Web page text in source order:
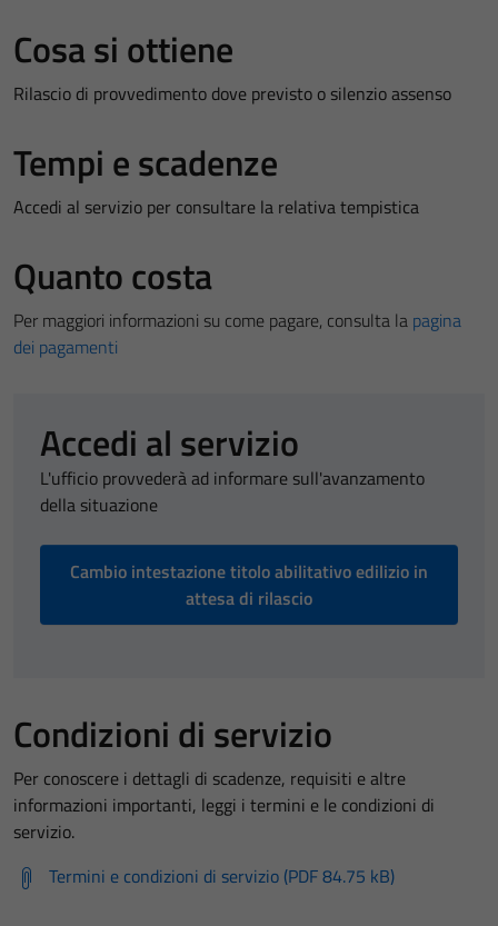
Cosa si ottiene
Rilascio di provvedimento dove previsto o silenzio assenso
Tempi e scadenze
Accedi al servizio per consultare la relativa tempistica
Quanto costa
Per maggiori informazioni su come pagare, consulta la pagina
dei pagamenti
Accedi al servizio
L'ufficio provvederà ad informare sull'avanzamento
della situazione
Cambio intestazione titolo abilitativo edilizio in
attesa di rilascio
Condizioni di servizio
Per conoscere i dettagli di scadenze, requisiti e altre
informazioni importanti, leggi i termini e le condizioni di
servizio.
Termini e condizioni di servizio (PDF 84.75 kB)